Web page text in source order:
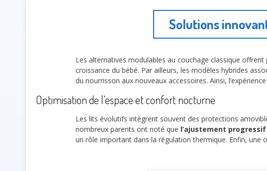
Solutions
Les alternatives modulables au couchage classique offrent
croissance du bébé. Par ailleurs, les modèles hybrides
du nourrisson aux nouveaux accessoires. Ainsi,
Optimisation de l’espace et confort nocturne
Les lits évolutifs intègrent souvent des protections
nombreux parents ont noté que l’ajustement progressif
un rôle important dans la régulation thermique. Enfin,